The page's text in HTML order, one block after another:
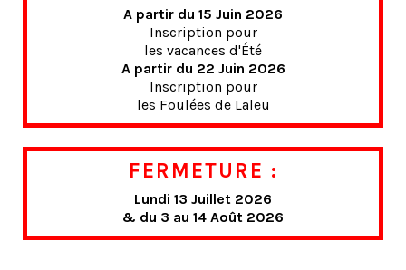
A partir du 15 Juin 2026
Inscription pour
les vacances d'Été
A partir du 22 Juin 2026
Inscription pour
les Foulées de Laleu
FERMETURE :
Lundi 13 Juillet 2026
& du 3 au 14 Août 2026